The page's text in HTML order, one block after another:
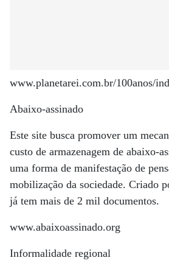
www.planetarei.com.br/100anos/
Abaixo-assinado
Este site busca promover um
custo de armazenagem de abaixo-
uma forma de manifestação de
mobilização da sociedade. Criado
já tem mais de 2 mil documentos.
www.abaixoassinado.org
Informalidade regional